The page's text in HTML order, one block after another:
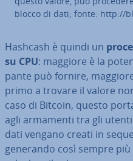
blocco di dati; fonte: http://
Hashcash è quindi un
su CPU: maggiore è la
pan­te può fornire,
primo a trovare il valore
caso di Bitcoin, questo
agli armamenti tra gli
dati vengano creati in
generando così sempre